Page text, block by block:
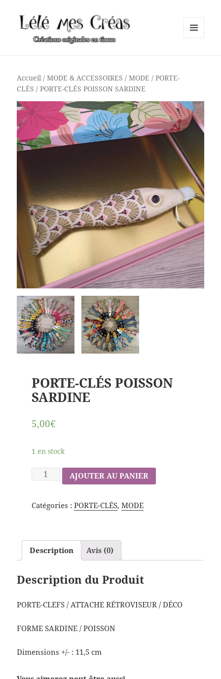
Accueil /MODE & ACCESSOIRES /MODE /PORTE-
CLÉS / PORTE-CLÉS POISSON SARDINE
PORTE-CLÉS POISSON
SARDINE
5,00€
1 en stock
AJOUTER AU PANIER
Catégories : PORTE-CLÉS, MODE
Description Avis (0)
Description du Produit
PORTE-CLEFS / ATTACHE RÉTROVISEUR / DÉCO
FORME SARDINE / POISSON
Dimensions +/- : 11,5 cm